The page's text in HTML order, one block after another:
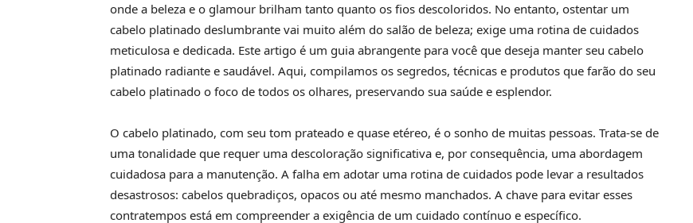
onde a beleza e o glamour brilham tanto quanto os fios descoloridos. No entanto, ostentar um
cabelo platinado deslumbrante vai muito além do salão de beleza; exige uma rotina de cuidados
meticulosa e dedicada. Este artigo é um guia abrangente para você que deseja manter seu cabelo
platinado radiante e saudável. Aqui, compilamos os segredos, técnicas e produtos que farão do seu
cabelo platinado o foco de todos os olhares, preservando sua saúde e esplendor.
O cabelo platinado, com seu tom prateado e quase etéreo, é o sonho de muitas pessoas. Trata-se de
uma tonalidade que requer uma descoloração significativa e, por consequência, uma abordagem
cuidadosa para a manutenção. A falha em adotar uma rotina de cuidados pode levar a resultados
desastrosos: cabelos quebradiços, opacos ou até mesmo manchados. A chave para evitar esses
contratempos está em compreender a exigência de um cuidado contínuo e específico.